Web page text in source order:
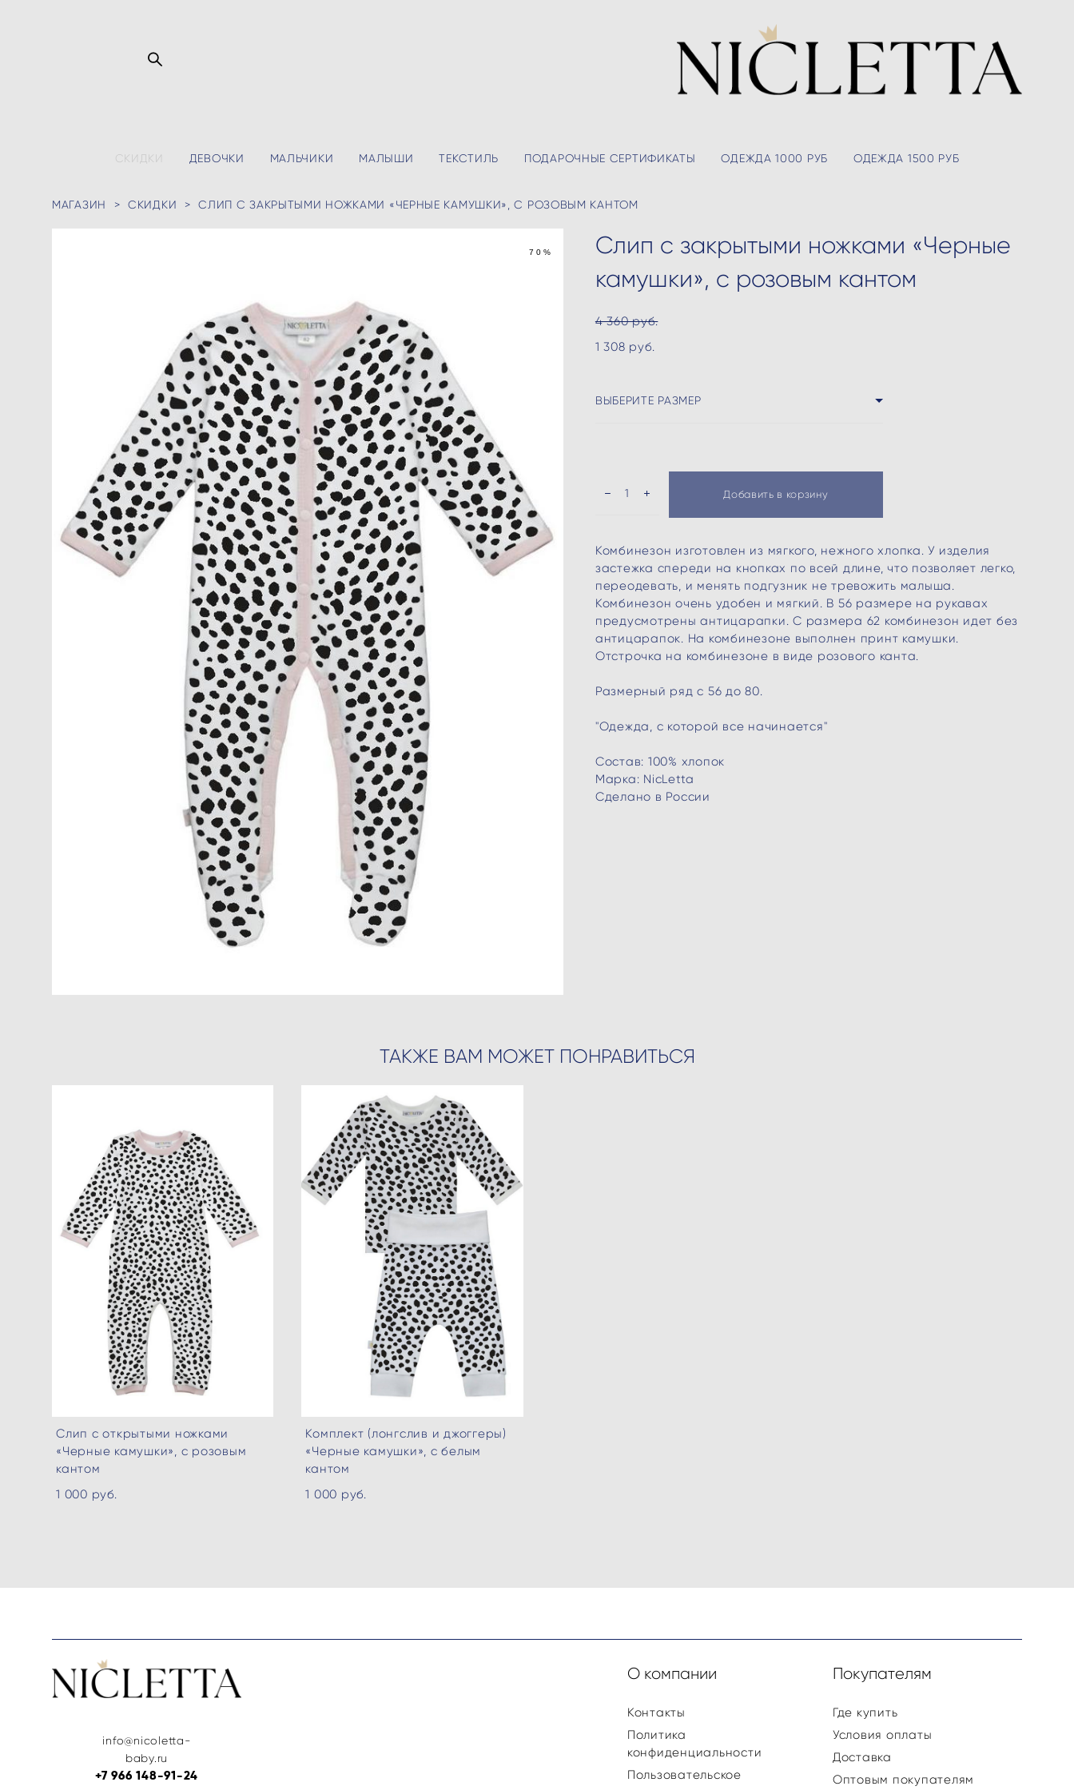
СКИДКИ ДЕВОЧКИ МАЛЬЧИКИ МАЛЫШИ ТЕКСТИЛЬ ПОДАРОЧНЫЕ СЕРТИФИКАТЫ ОДЕЖДА 1000 РУБ ОДЕЖДА 1500 РУБ
МАГАЗИН > СКИДКИ > СЛИП С ЗАКРЫТЫМИ НОЖКАМИ «ЧЕРНЫЕ КАМУШКИ», С РОЗОВЫМ КАНТОМ
70%
Слип с закрытыми ножками «Черные
камушки», с розовым кантом
4 360 pуб.
1 308 pуб.
ВЫБЕРИТЕ РАЗМЕР
Добавить в корзину
Комбинезон изготовлен из мягкого, нежного хлопка. У изделия
застежка спереди на кнопках по всей длине, что позволяет легко,
переодевать, и менять подгузник не тревожить малыша.
Комбинезон очень удобен и мягкий. В 56 размере на рукавах
предусмотрены антицарапки. С размера 62 комбинезон идет без
антицарапок. На комбинезоне выполнен принт камушки.
Отстрочка на комбинезоне в виде розового канта.
Размерный ряд с 56 до 80.
"Одежда, с которой все начинается"
Состав: 100% хлопок
Марка: NicLetta
Сделано в России
ТАКЖЕ ВАМ МОЖЕТ ПОНРАВИТЬСЯ
Слип с открытыми ножками
«Черные камушки», с розовым
кантом
1 000 pуб.
Комплект (лонгслив и джоггеры)
«Черные камушки», с белым
кантом
1 000 pуб.
info@nicoletta-
baby.ru
+7 966 148-91-24
О компании
Контакты
Политика
конфиденциальности
Пользовательское
Покупателям
Где купить
Условия оплаты
Доставка
Оптовым покупателям